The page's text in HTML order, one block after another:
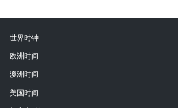
世界时钟
欧洲时间
澳洲时间
美国时间